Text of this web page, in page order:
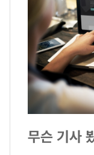
무슨 기사